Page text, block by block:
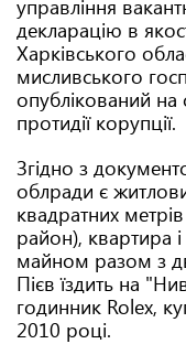
управління
декларацію в
Харківського
мисливського
опублікований на
протидії корупції.
Згідно з
облради є
квадратних
район), квартира
майном разом з
Пієв їздить на
годинник Rolex,
2010 році.